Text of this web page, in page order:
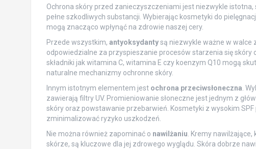
Ochrona skóry przed zanieczyszczeniami jest niezwykle
pełne szkodliwych substancji. Wybierając kosmetyki do
mogą znacząco wpłynąć na zdrowie naszej cery.
Przede wszystkim, antyoksydantysą niezwykle ważne w walce
odpowiedzialne za przyspieszanie procesów starzenia się
składniki jak witamina C, witamina E czy koenzym Q10 mogą
naturalne mechanizmy ochronne skóry.
Innym istotnym elementem jest ochrona przeciwsłoneczna .
zawierają filtry UV. Promieniowanie słoneczne jest jednym z
skóry oraz powstawanie przebarwień. Kosmetyki z wysokim
zminimalizować ryzyko uszkodzeń.
Nie można również zapominać o nawilżaniu . Kremy
skórze, są kluczowe dla jej zdrowego wyglądu. Skóra dobrze